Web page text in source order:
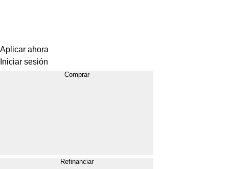
Aplicar ahora
Iniciar sesión
Comprar
Refinanciar